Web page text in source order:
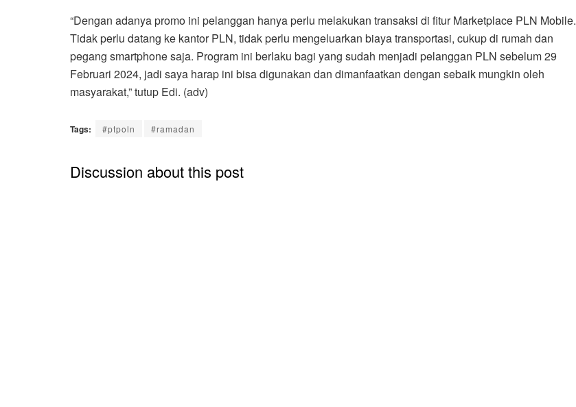
“Dengan adanya promo ini pelanggan hanya perlu melakukan transaksi di fitur Marketplace PLN Mobile.
Tidak perlu datang ke kantor PLN, tidak perlu mengeluarkan biaya transportasi, cukup di rumah dan
pegang smartphone saja. Program ini berlaku bagi yang sudah menjadi pelanggan PLN sebelum 29
Februari 2024, jadi saya harap ini bisa digunakan dan dimanfaatkan dengan sebaik mungkin oleh
masyarakat,” tutup Edi. (adv)
Tags: #ptpoln #ramadan
Discussion about this post